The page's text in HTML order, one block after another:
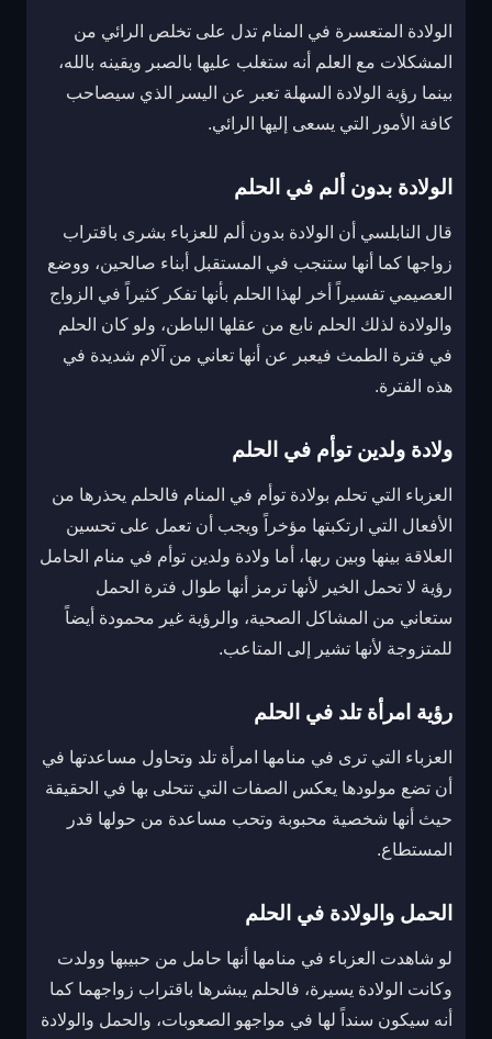
الولادة المتعسرة في المنام تدل على تخلص الرائي من
المشكلات مع العلم أنه ستغلب عليها بالصبر ويقينه بالله،
بينما رؤية الولادة السهلة تعبر عن اليسر الذي سيصاحب
كافة الأمور التي يسعى إليها الرائي.
الولادة بدون ألم في الحلم
قال النابلسي أن الولادة بدون ألم للعزباء بشرى باقتراب
زواجها كما أنها ستنجب في المستقبل أبناء صالحين، ووضع
العصيمي تفسيراً أخر لهذا الحلم بأنها تفكر كثيراً في الزواج
والولادة لذلك الحلم نابع من عقلها الباطن، ولو كان الحلم
في فترة الطمث فيعبر عن أنها تعاني من آلام شديدة في
هذه الفترة.
ولادة ولدين توأم في الحلم
العزباء التي تحلم بولادة توأم في المنام فالحلم يحذرها من
الأفعال التي ارتكبتها مؤخراً ويجب أن تعمل على تحسين
العلاقة بينها وبين ربها، أما ولادة ولدين توأم في منام الحامل
رؤية لا تحمل الخير لأنها ترمز أنها طوال فترة الحمل
ستعاني من المشاكل الصحية، والرؤية غير محمودة أيضاً
للمتزوجة لأنها تشير إلى المتاعب.
رؤية امرأة تلد في الحلم
العزباء التي ترى في منامها امرأة تلد وتحاول مساعدتها في
أن تضع مولودها يعكس الصفات التي تتحلى بها في الحقيقة
حيث أنها شخصية محبوبة وتحب مساعدة من حولها قدر
المستطاع.
الحمل والولادة في الحلم
لو شاهدت العزباء في منامها أنها حامل من حبيبها وولدت
وكانت الولادة يسيرة، فالحلم يبشرها باقتراب زواجهما كما
أنه سيكون سنداً لها في مواجهو الصعوبات، والحمل والولادة